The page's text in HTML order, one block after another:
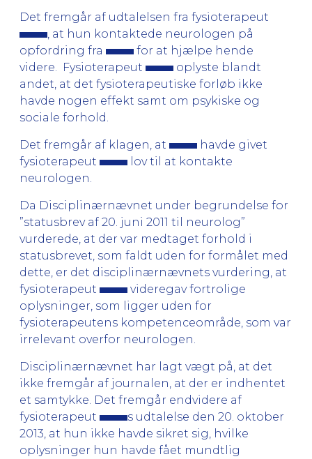
Det fremgår af udtalelsen fra fysioterapeut
, at hun kontaktede neurologen på
opfordring fra
for at hjælpe hende
videre. Fysioterapeut
oplyste blandt
andet, at det fysioterapeutiske forløb ikke
havde nogen effekt samt om psykiske og
sociale forhold.
Det fremgår af klagen, at
havde givet
fysioterapeut
lov til at kontakte
neurologen.
Da Disciplinærnævnet under begrundelse for
”statusbrev af 20. juni 2011 til neurolog”
vurderede, at der var medtaget forhold i
statusbrevet, som faldt uden for formålet med
dette, er det disciplinærnævnets vurdering, at
fysioterapeut
videregav fortrolige
oplysninger, som ligger uden for
fysioterapeutens kompetenceområde, som var
irrelevant overfor neurologen.
Disciplinærnævnet har lagt vægt på, at det
ikke fremgår af journalen, at der er indhentet
et samtykke. Det fremgår endvidere af
fysioterapeut
s udtalelse den 20. oktober
2013, at hun ikke havde sikret sig, hvilke
oplysninger hun havde fået mundtlig